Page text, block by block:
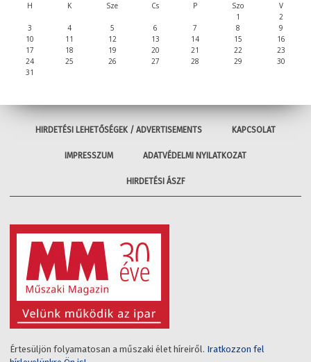
H K Sze Cs P Szo
V
1
2
3
4 5 6 7 8
9
10
11 12 13 14 15
16
17
18 19 20 21 22
23
24
25 26 27 28 29
30
31
HIRDETÉSI LEHETŐSÉGEK / ADVERTISEMENTS KAPCSOLAT
IMPRESSZUM ADATVÉDELMI NYILATKOZAT
HIRDETÉSI ÁSZF
Értesüljön folyamatosan a műszaki élet híreiről. Iratkozzon fel